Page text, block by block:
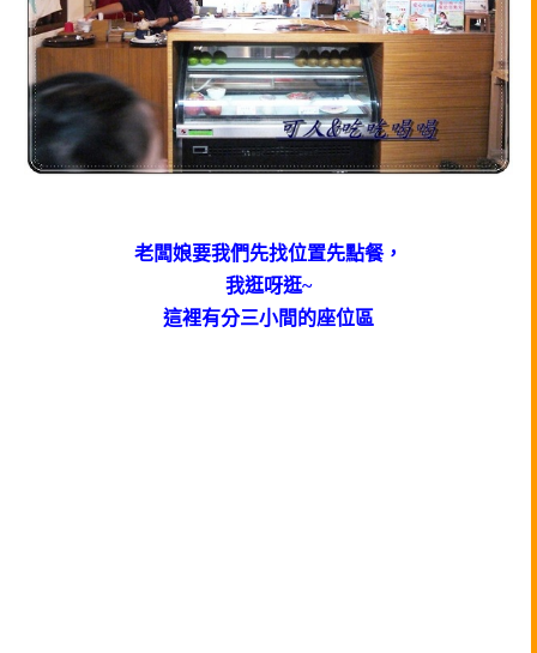
老闆娘要我們先找位置先點餐，
我逛呀逛~
這裡有分三小間的座位區